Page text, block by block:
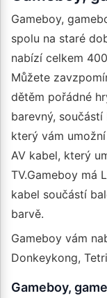
Gameboy,
spolu na staré
nabízí celkem
Můžete
dětěm pořádné
barevný,
který vám
AV kabel, který
TV.Gameboy má
kabel součástí
barvě.
Gameboy vám
Donkeykong,
Gameboy,